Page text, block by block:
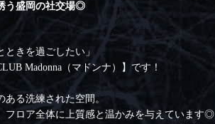
う盛岡の社交場◎
ときを過ごしたい」
Madonna（マドンナ）】です！
ある洗練された空間。
フロア全体に上質感と温かみを与えています◎